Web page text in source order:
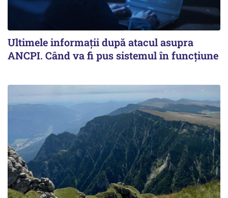
Ultimele informații după atacul asupra
ANCPI. Când va fi pus sistemul în funcțiune